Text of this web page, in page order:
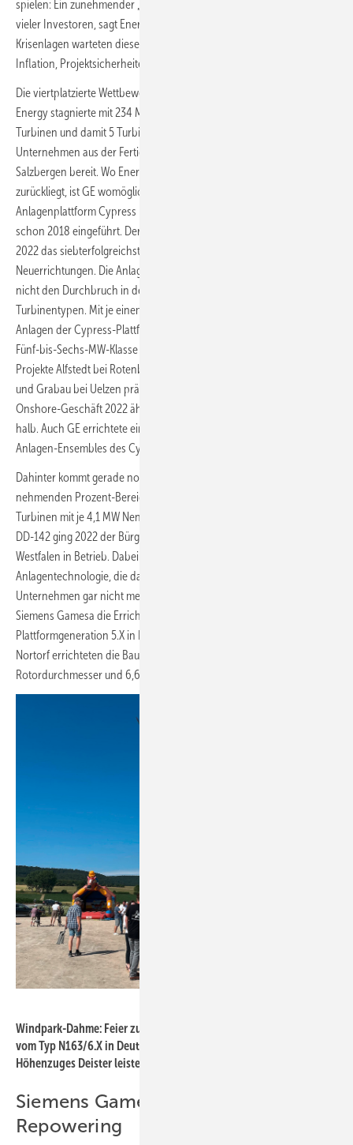
spielen: Ein zunehmender „Attentismus“ präge das Verhalten sehr
vieler Investoren, sagt Enercon-Mann Rehwald. Aufgrund der
Krisenlagen warteten diese auf bessere Bedingungen bei Kosten,
Inflation, Projektsicherheiten oder eben auf neue Anlagengrößen.
Die viertplatzierte Wettbewerberin, GE-Konzerntochter GE Wind
Energy stagnierte mit 234 MW nach 247 MW im Jahr davor. Noch 47
Turbinen und damit 5 Turbinen weniger, stellte das US-amerikanische
Unternehmen aus der Fertigung der deutschen Produktionsstätte in
Salzbergen bereit. Wo Enercon beim Portfolio noch zeitlich
zurückliegt, ist GE womöglich ein wenig zu weit voran. Die
Anlagenplattform Cypress mit 158 Meter Rotordurchmesser hatte GE
schon 2018 eingeführt. Deren 4,8-, 5,3- und 5,5-MW-Anlagen waren
2022 das siebterfolgreichste Modell in Deutschland gemessen an den
Neuerrichtungen. Die Anlagen verkaufen sich gut, schaffen aber noch
nicht den Durchbruch in den Bereich der meistverkauften
Turbinentypen. Mit je einem Windpark aus acht und einem aus sechs
Anlagen der Cypress-Plattform brachte das Unternehmen 2022 in der
Fünf-bis-Sechs-MW-Klasse 42,5 und 33 MW auf die Waage. Die
Projekte Alfstedt bei Rotenburg und DG in den Gemeinden Dalldorf
und Grabau bei Uelzen prägten das GE-Marktjahr im Deutschland-
Onshore-Geschäft 2022 ähnlich der Großprojekte bei Vestas nur
halb. Auch GE errichtete eine Vielzahl von Zweier- und Dreier-
Anlagen-Ensembles des Cyprus-Typs.
Dahinter kommt gerade noch Siemens Gamesa im wörtlich zu
nehmenden Prozent-Bereich vor. Mit einem Anlagenfeld aus vier
Turbinen mit je 4,1 MW Nennleistungen vom Direktantriebstyp SWT-
DD-142 ging 2022 der Bürgerwindpark Borchen in Nordrhein-
Westfalen in Betrieb. Dabei handelt es sich noch um eine
Anlagentechnologie, die das deutsch-dänisch-spanische
Unternehmen gar nicht mehr im Portfolio hat. Umso wichtiger war für
Siemens Gamesa die Errichtung der ersten zwei Anlagen der eigenen
Plattformgeneration 5.X in Deutschland. Im schleswig-holsteinischen
Nortorf errichteten die Bauteams zwei Windkraftanlagen mit 155 Meter
Rotordurchmesser und 6,6 MW.
Windpark-Dahme: Feier zum Start der ersten zwei Nordex-Turbinen
vom Typ N163/6.X in Deutschland. Diese beiden südlich des
Höhen­zuges Deister leisten 5,7 Megawatt.
Siemens Gamesa vor Rekord-
Repowering